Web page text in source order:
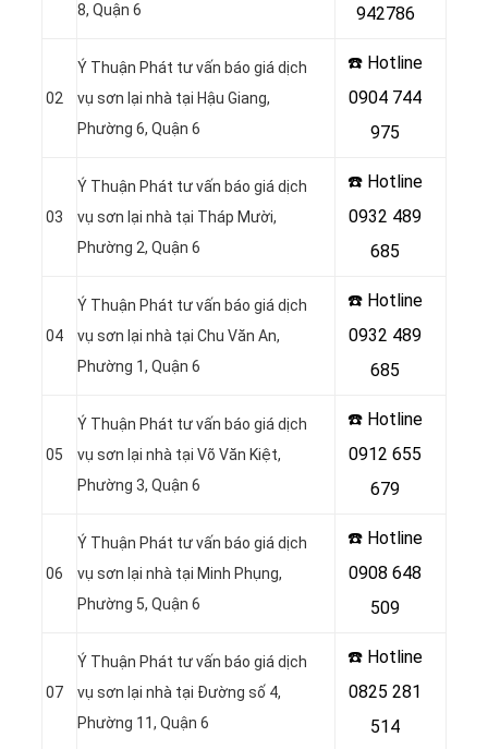
8, Quận 6 942786
02
Ý Thuận Phát tư vấn báo giá dịch
vụ sơn lại nhà tại Hậu Giang,
Phường 6, Quận 6
☎️ Hotline
0904 744
975
03
Ý Thuận Phát tư vấn báo giá dịch
vụ sơn lại nhà tại Tháp Mười,
Phường 2, Quận 6
☎️ Hotline
0932 489
685
04
Ý Thuận Phát tư vấn báo giá dịch
vụ sơn lại nhà tại Chu Văn An,
Phường 1, Quận 6
☎️ Hotline
0932 489
685
05
Ý Thuận Phát tư vấn báo giá dịch
vụ sơn lại nhà tại Võ Văn Kiệt,
Phường 3, Quận 6
☎️ Hotline
0912 655
679
06
Ý Thuận Phát tư vấn báo giá dịch
vụ sơn lại nhà tại Minh Phụng,
Phường 5, Quận 6
☎️ Hotline
0908 648
509
07
Ý Thuận Phát tư vấn báo giá dịch
vụ sơn lại nhà tại Đường số 4,
Phường 11, Quận 6
☎️ Hotline
0825 281
514